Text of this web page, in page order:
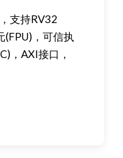
支持RV32
(FPU)，可信执
，AXI接口，